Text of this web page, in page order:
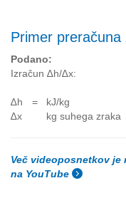
Primer
Podano:
Izračun ∆h/∆x:
∆h =
kJ/kg
∆x
kg suhega zraka
Več videoposnetkov
na YouTube